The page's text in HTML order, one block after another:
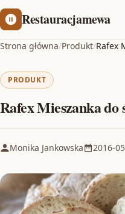
Restauracjamewa
Strona główna/Produkt/Rafex
PRODUKT
Rafex Mieszanka do
Monika Jankowska 2016-